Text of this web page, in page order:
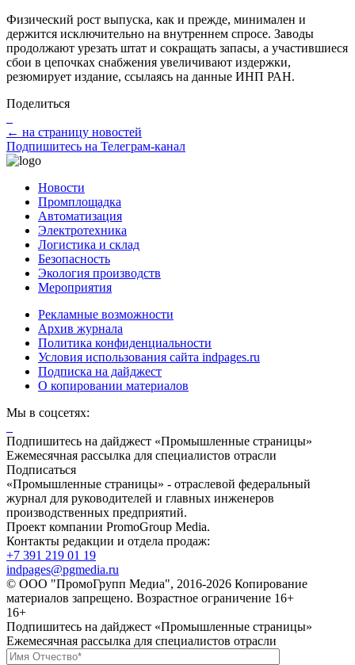
Физический рост выпуска, как и прежде, минимален и
держится исключительно на внутреннем спросе. Заводы
продолжают урезать штат и сокращать запасы, а участившиеся
сбои в цепочках снабжения увеличивают издержки,
резюмирует издание, ссылаясь на данные ИНП РАН.
Поделиться
← на страницу новостей
Подпишитесь на Телеграм-канал
Новости
Промплощадка
Автоматизация
Электротехника
Логистика и склад
Безопасность
Экология производств
Мероприятия
Рекламные возможности
Архив журнала
Политика конфиденциальности
Условия использования сайта indpages.ru
Подписка на дайджест
О копировании материалов
Мы в соцсетях:
Подпишитесь на дайджест «Промышленные страницы»
Ежемесячная рассылка для специалистов отрасли
Подписаться
«Промышленные страницы» - отраслевой федеральный
журнал для руководителей и главных инженеров
производственных предприятий.
Проект компании PromoGroup Media.
Контакты редакции и отдела продаж:
+7 391 219 01 19
indpages@pgmedia.ru
© ООО "ПромоГрупп Медиа", 2016-2026 Копирование
материалов запрещено. Возрастное ограничение 16+
16+
Подпишитесь на дайджест «Промышленные страницы»
Ежемесячная рассылка для специалистов отрасли